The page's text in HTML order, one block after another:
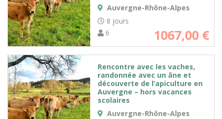
Auvergne-Rhône-Alpes
8 jours
6
1067,00 €
Rencontre avec les vaches,
randonnée avec un âne et
découverte de l’apiculture en
Auvergne – hors vacances
scolaires
Auvergne-Rhône-Alpes